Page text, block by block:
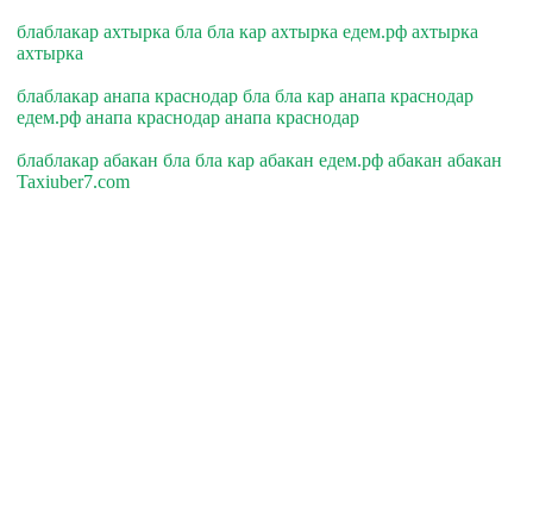
блаблакар ахтырка бла бла кар ахтырка едем.рф ахтырка
ахтырка
блаблакар анапа краснодар бла бла кар анапа краснодар
едем.рф анапа краснодар анапа краснодар
блаблакар абакан бла бла кар абакан едем.рф абакан абакан
Taxiuber7.com